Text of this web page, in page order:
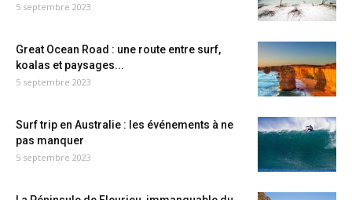
5 septembre 2023
Great Ocean Road : une route entre surf,
koalas et paysages...
5 septembre 2023
Surf trip en Australie : les événements à ne
pas manquer
5 septembre 2023